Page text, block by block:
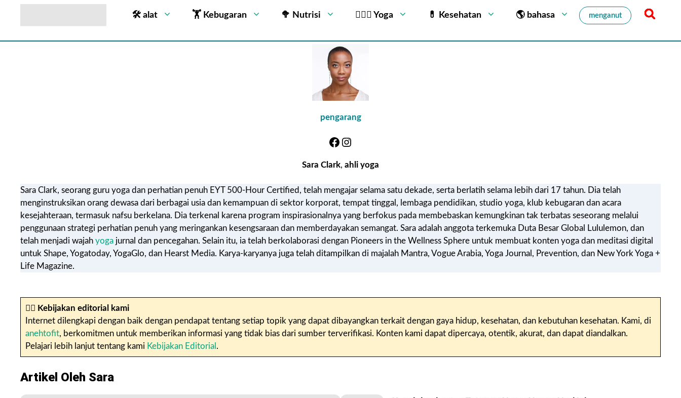
🛠 alat 🏋 Kebugaran 🥦 Nutrisi 🧘🏻‍♂️ Yoga 💊 Kesehatan 🌎 bahasa menganut
pengarang
Sara Clark, ahli yoga
Sara Clark, seorang guru yoga dan perhatian penuh EYT 500-Hour Certified, telah mengajar selama satu dekade, serta berlatih selama lebih dari 17 tahun. Dia telah
menginstruksikan orang dewasa dari berbagai usia dan kemampuan di sektor korporat, tempat tinggal, lembaga pendidikan, studio yoga, klub kebugaran dan acara
kesejahteraan, termasuk nafsu berkelana. Dia terkenal karena program inspirasionalnya yang berfokus pada membebaskan kemungkinan tak terbatas seseorang melalui
penggunaan strategi perhatian penuh yang meringankan kesengsaraan dan memberdayakan semangat. Sara adalah anggota terkemuka Duta Besar Global Lululemon, dan
telah menjadi wajah yoga jurnal dan pencegahan. Selain itu, ia telah berkolaborasi dengan Pioneers in the Wellness Sphere untuk membuat konten yoga dan meditasi digital
untuk Shape, Yogatoday, YogaGlo, dan Hearst Media. Karya-karyanya juga telah ditampilkan di majalah Mantra, Vogue Arabia, Yoga Journal, Prevention, dan New York Yoga +
Life Magazine.
✍🏼 Kebijakan editorial kami
Internet dilengkapi dengan baik dengan pendapat tentang setiap topik yang dapat dibayangkan terkait dengan gaya hidup, kesehatan, dan kebutuhan kesehatan. Kami, di
anehtofit, berkomitmen untuk memberikan informasi yang tidak bias dari sumber terverifikasi. Konten kami dapat dipercaya, otentik, akurat, dan dapat diandalkan.
Pelajari lebih lanjut tentang kami Kebijakan Editorial .
Artikel Oleh Sara